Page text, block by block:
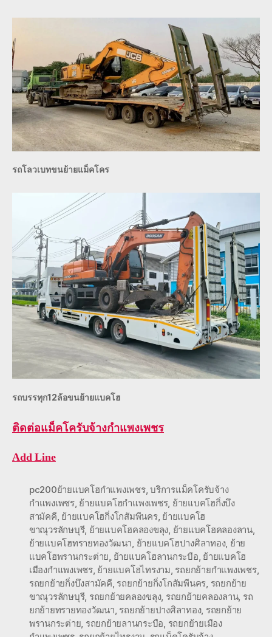
รถโลวเบทขนย้ายแม็คโคร
รถบรรทุก12ล้อขนย้ายแบคโฮ
ติดต่อแม็คโครับจ้างกำแพงเพชร
Add Line
pc200ย้ายแบคโฮกำแพงเพชร,บริการแม็คโครับจ้าง
กำแพงเพชร, ย้ายแบคโฮกำแพงเพชร, ย้ายแบคโฮกิ่งบึง
สามัคคี, ย้ายแบคโฮกิ่งโกสัมพีนคร, ย้ายแบคโฮ
ขาณุวรลักษบุรี, ย้ายแบคโฮคลองขลุง, ย้ายแบคโฮคลองลาน,
ย้ายแบคโฮทรายทองวัฒนา, ย้ายแบคโฮปางศิลาทอง, ย้าย
แบคโฮพรานกระต่าย, ย้ายแบคโฮลานกระบือ, ย้ายแบคโฮ
เมืองกำแพงเพชร, ย้ายแบคโฮไทรงาม, รถยกย้ายกำแพงเพชร,
รถยกย้ายกิ่งบึงสามัคคี, รถยกย้ายกิ่งโกสัมพีนคร, รถยกย้าย
ขาณุวรลักษบุรี, รถยกย้ายคลองขลุง, รถยกย้ายคลองลาน, รถ
ยกย้ายทรายทองวัฒนา, รถยกย้ายปางศิลาทอง, รถยกย้าย
พรานกระต่าย, รถยกย้ายลานกระบือ, รถยกย้ายเมือง